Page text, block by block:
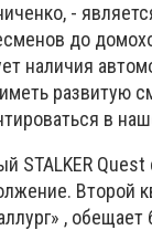
-
до
наличия
развитую
в
STALKER Quest
Второй
,